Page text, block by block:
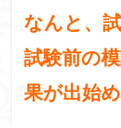
なんと、
試験前の
果が出始め